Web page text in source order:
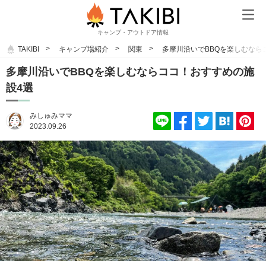
キャンプ・アウトドア情報
TAKIBI キャンプ場紹介 関東 多摩川沿いでBBQを楽しむな
多摩川沿いでBBQを楽しむならココ！おすすめの施
設4選
みしゅみママ
2023.09.26